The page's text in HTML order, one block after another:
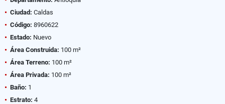
Ciudad: Caldas
Código: 8960622
Estado: Nuevo
Área Construida: 100 m²
Área Terreno: 100 m²
Área Privada: 100 m²
Baño: 1
Estrato: 4